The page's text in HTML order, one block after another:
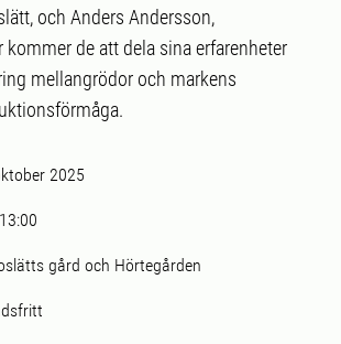
och Anders Andersson,
kommer de att dela sina erfarenheter
mellangrödor och markens
2025
13:00
gård och Hörtegården